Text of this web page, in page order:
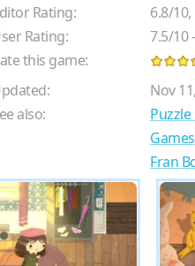
Rating:
6.8/10,
Rating:
7.5/10-
this game:
Nov
also:
Games
Fran